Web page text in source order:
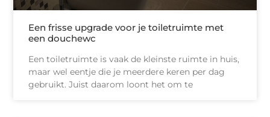
Een frisse upgrade voor je toiletruimte met
een douchewc
Een toiletruimte is vaak de kleinste ruimte in huis,
maar wel eentje die je meerdere keren per dag
gebruikt. Juist daarom loont het om te